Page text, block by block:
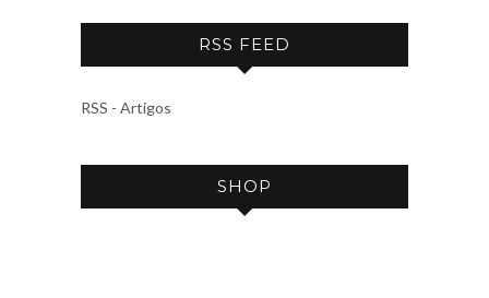
C
V
RSS FEED
RSS - Artigos
SHOP